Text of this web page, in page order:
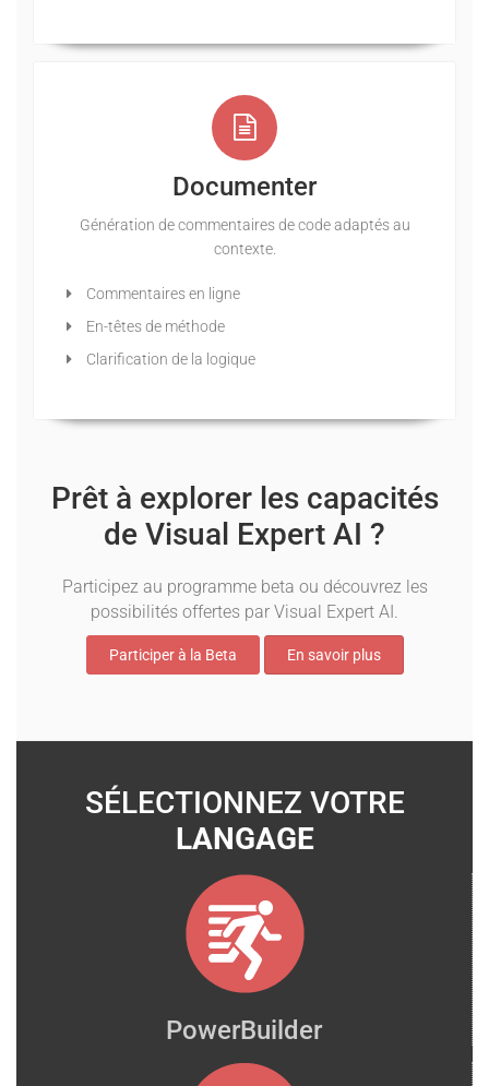
Documenter
Génération de commentaires de code adaptés au
contexte.
Commentaires en ligne
En-têtes de méthode
Clarification de la logique
Prêt à explorer les capacités
de Visual Expert AI ?
Participez au programme beta ou découvrez les
possibilités offertes par Visual Expert AI.
Participer à la Beta En savoir plus
SÉLECTIONNEZ VOTRE
LANGAGE
PowerBuilder